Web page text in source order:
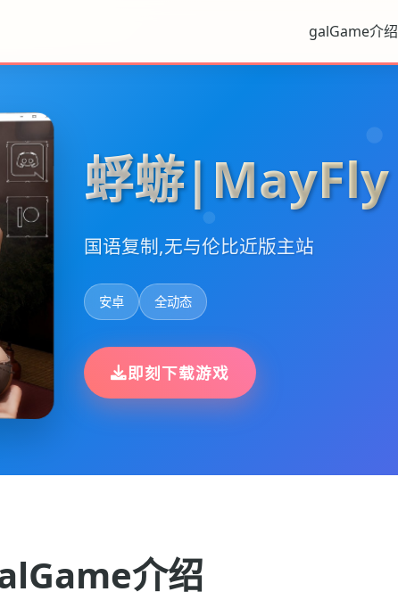
galGame介绍
蜉蝣|MayFly
国语复制,无与伦比近版主站
安卓 全动态
即刻下载游戏
介绍